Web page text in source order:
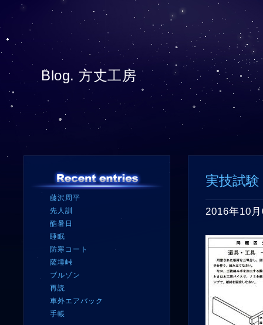
Blog. 方丈工房
藤沢周平
先人訓
酷暑日
睡眠
防寒コート
薩埵峠
ブルゾン
再読
車外エアバック
手帳
実技試験
2016年10